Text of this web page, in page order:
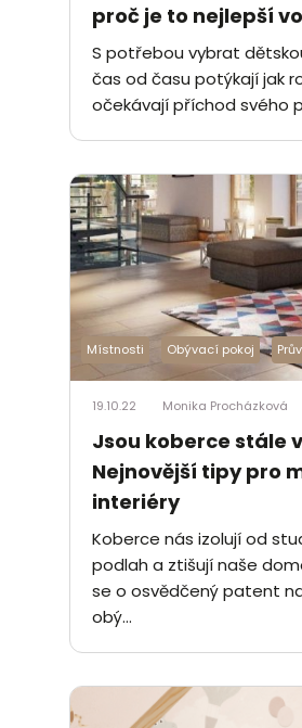
proč je to nejlepší
S potřebou vybrat
čas od času potýkají jak
očekávají příchod svého
Místnosti Obývací pokoj
19.10.22 Monika Procházková
Jsou koberce stále
Nejnovější tipy pro
interiéry
Koberce nás izolují od
podlah a ztišují naše
se o osvědčený patent
obý...